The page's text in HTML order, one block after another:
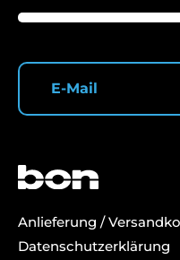
Anlieferung /
Datenschutzerklärung